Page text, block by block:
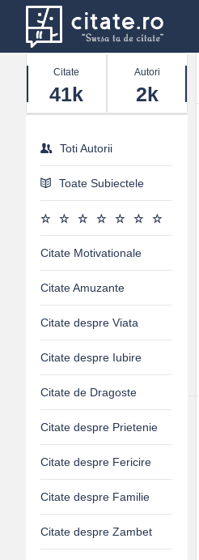
Stats
Citate
41k
Autori
2k
Toti Autorii
Toate Subiectele
Citate Motivationale
Citate Amuzante
Citate despre Viata
Citate despre Iubire
Citate de Dragoste
Citate despre Prietenie
Citate despre Fericire
Citate despre Familie
Citate despre Zambet